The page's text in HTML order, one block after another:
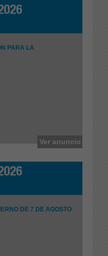
PARA LA
Ver anuncio
DE 7 DE AGOSTO